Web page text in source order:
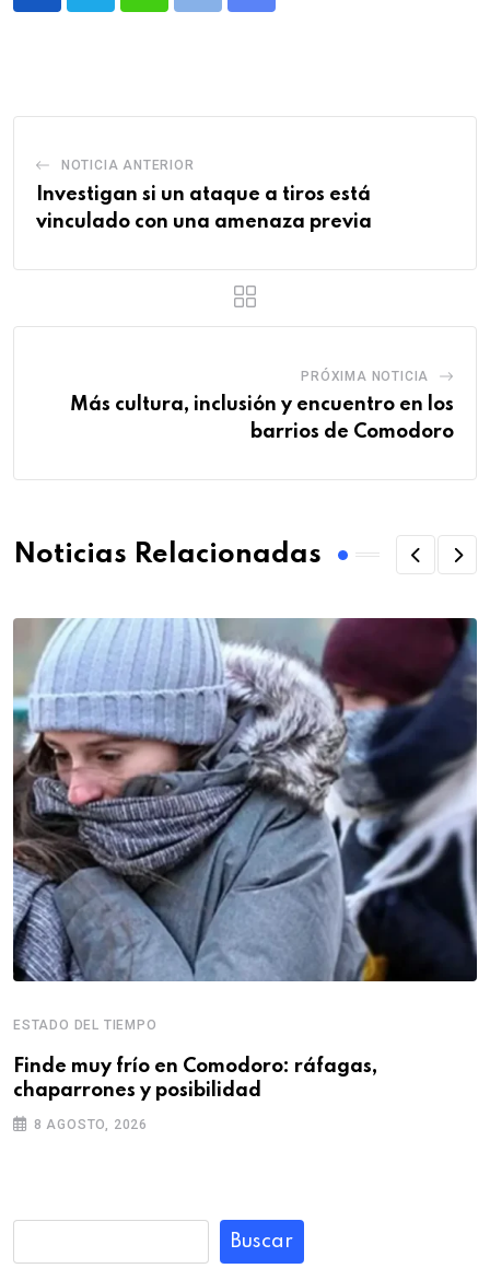
NOTICIA ANTERIOR
Investigan si un ataque a tiros está
vinculado con una amenaza previa
PRÓXIMA NOTICIA
Más cultura, inclusión y encuentro en los
barrios de Comodoro
Noticias Relacionadas
ESTADO DEL TIEMPO
Finde muy frío en Comodoro: ráfagas,
chaparrones y posibilidad
8 AGOSTO, 2026
Buscar